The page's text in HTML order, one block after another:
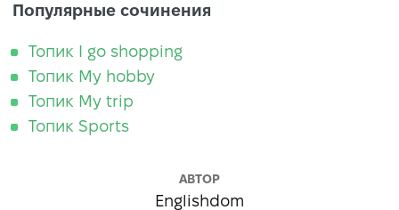
Популярные сочинения
Топик I go shopping
Топик My hobby
Топик My trip
Топик Sports
АВТОР
Englishdom